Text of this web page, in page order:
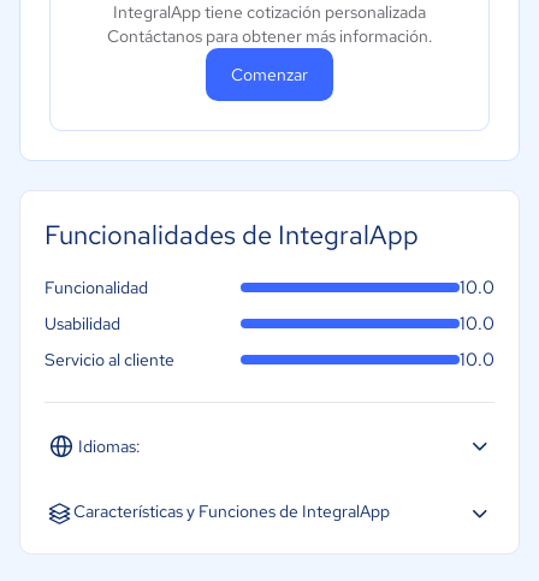
IntegralApp tiene cotización personalizada
Contáctanos para obtener más información.
Comenzar
Funcionalidades de IntegralApp
Idiomas:
Español Inglés
Funcionalidad 10.0
Usabilidad 10.0
Servicio al cliente 10.0
Características y Funciones de IntegralApp